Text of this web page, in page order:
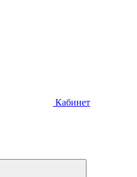
Кабинет